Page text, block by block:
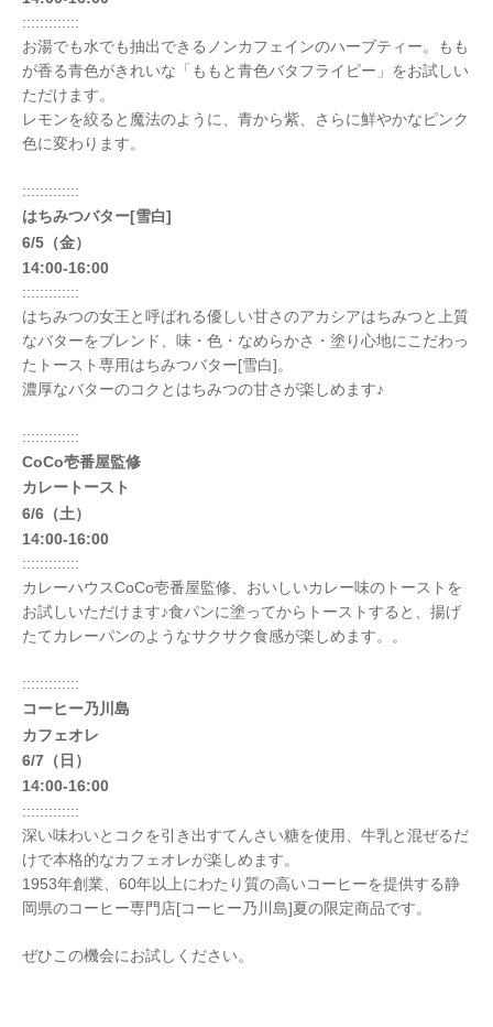
:::::::::::::
お湯でも水でも抽出できるノンカフェインのハーブティー。もも
が香る青色がきれいな「ももと青色バタフライピー」をお試しい
ただけます。
レモンを絞ると魔法のように、青から紫、さらに鮮やかなピンク
色に変わります。
:::::::::::::
はちみつバター[雪白]
6/5（金）
14:00-16:00
:::::::::::::
はちみつの女王と呼ばれる優しい甘さのアカシアはちみつと上質
なバターをブレンド、味・色・なめらかさ・塗り心地にこだわっ
たトースト専用はちみつバター[雪白]。
濃厚なバターのコクとはちみつの甘さが楽しめます♪
:::::::::::::
CoCo壱番屋監修
カレートースト
6/6（土）
14:00-16:00
:::::::::::::
カレーハウスCoCo壱番屋監修、おいしいカレー味のトーストを
お試しいただけます♪食パンに塗ってからトーストすると、揚げ
たてカレーパンのようなサクサク食感が楽しめます。。
:::::::::::::
コーヒー乃川島
カフェオレ
6/7（日）
14:00-16:00
:::::::::::::
深い味わいとコクを引き出すてんさい糖を使用、牛乳と混ぜるだ
けで本格的なカフェオレが楽しめます。
1953年創業、60年以上にわたり質の高いコーヒーを提供する静
岡県のコーヒー専門店[コーヒー乃川島]夏の限定商品です。
ぜひこの機会にお試しください。